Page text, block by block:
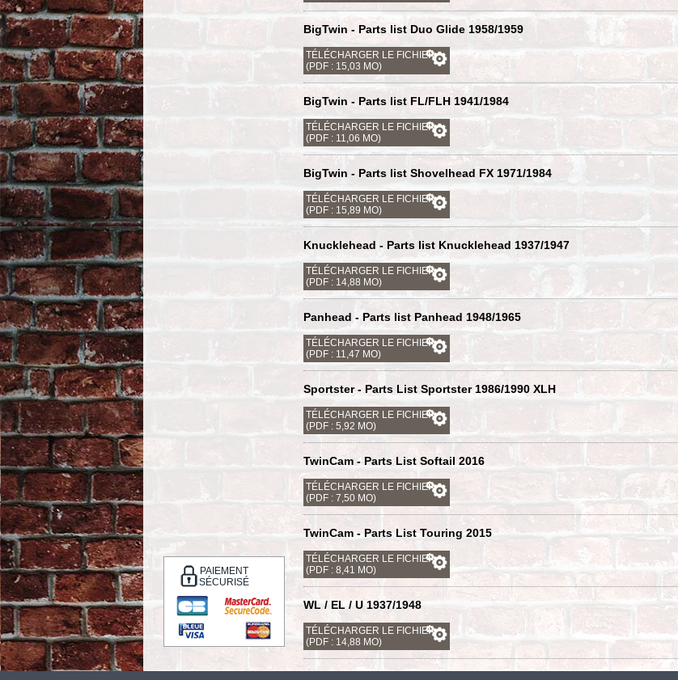
PAIEMENT
SÉCURISÉ
BigTwin - Parts list Duo Glide 1958/1959
TÉLÉCHARGER LE FICHIER
(PDF : 15,03 MO)
BigTwin - Parts list FL/FLH 1941/1984
TÉLÉCHARGER LE FICHIER
(PDF : 11,06 MO)
BigTwin - Parts list Shovelhead FX 1971/1984
TÉLÉCHARGER LE FICHIER
(PDF : 15,89 MO)
Knucklehead - Parts list Knucklehead 1937/1947
TÉLÉCHARGER LE FICHIER
(PDF : 14,88 MO)
Panhead - Parts list Panhead 1948/1965
TÉLÉCHARGER LE FICHIER
(PDF : 11,47 MO)
Sportster - Parts List Sportster 1986/1990 XLH
TÉLÉCHARGER LE FICHIER
(PDF : 5,92 MO)
TwinCam - Parts List Softail 2016
TÉLÉCHARGER LE FICHIER
(PDF : 7,50 MO)
TwinCam - Parts List Touring 2015
TÉLÉCHARGER LE FICHIER
(PDF : 8,41 MO)
WL / EL / U 1937/1948
TÉLÉCHARGER LE FICHIER
(PDF : 14,88 MO)